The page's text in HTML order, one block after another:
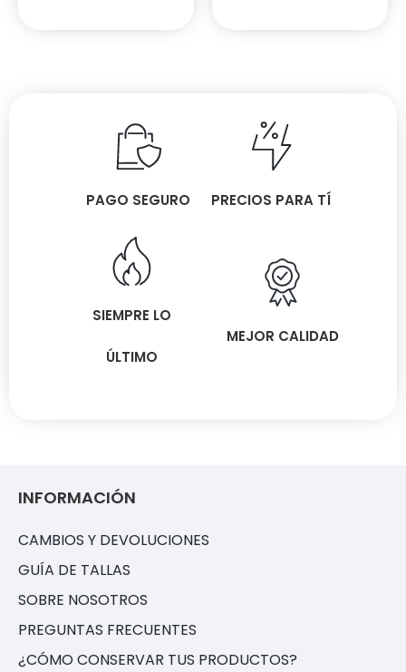
PAGO SEGURO PRECIOS PARA TÍ
SIEMPRE LO
ÚLTIMO
MEJOR CALIDAD
INFORMACIÓN
CAMBIOS Y DEVOLUCIONES
GUÍA DE TALLAS
SOBRE NOSOTROS
PREGUNTAS FRECUENTES
¿CÓMO CONSERVAR TUS PRODUCTOS?